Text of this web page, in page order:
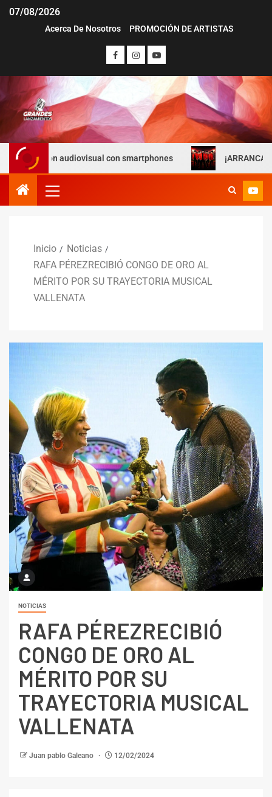
07/08/2026
Acerca De Nosotros PROMOCIÓN DE ARTISTAS
audiovisual con smartphones ¡ARRANCA OTRA ERA! LA
Inicio
Noticias
RAFA PÉREZRECIBIÓ CONGO DE ORO AL
MÉRITO POR SU TRAYECTORIA MUSICAL
VALLENATA
NOTICIAS
RAFA PÉREZRECIBIÓ
CONGO DE ORO AL
MÉRITO POR SU
TRAYECTORIA MUSICAL
VALLENATA
Juan pablo Galeano 12/02/2024